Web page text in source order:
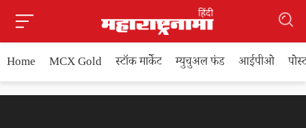
Home MCX Gold स्टॉक मार्केट म्युचुअल फंड आईपीओ